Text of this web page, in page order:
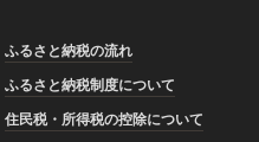
ふるさと納税の流れ
ふるさと納税制度について
住民税・所得税の控除について